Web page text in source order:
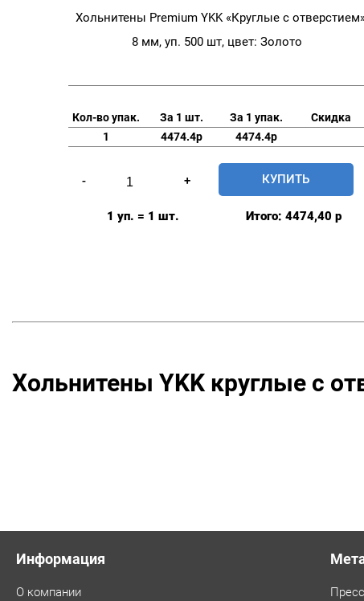
Хольнитены Premium YKK «Круглые с
8 мм, уп. 500 шт, цвет: Золото
Кол-во упак. За 1 шт. За 1 упак.
Скидка
1
4474.4р 4474.4р
-
товара
Хольнитены
8
500
+ КУПИТЬ
1 уп. = 1 шт. Итого: 4474,40 р
Хольнитены YKK круглые с
Информация
О компании